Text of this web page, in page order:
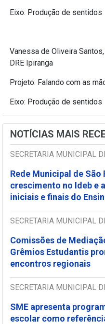
Eixo: Produção de sentidos
Vanessa de Oliveira
DRE Ipiranga
Projeto: Falando com as
Eixo: Produção de sentidos
NOTÍCIAS MAIS
SECRETARIA MUNICIPAL
Rede Municipal de São
crescimento no Ideb e
iniciais e finais do
SECRETARIA MUNICIPAL
Comissões de
Grêmios Estudantis
encontros regionais
SECRETARIA MUNICIPAL
SME apresenta
escolar como